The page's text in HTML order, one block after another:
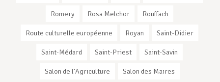
Romery Rosa Melchor Rouffach
Route culturelle européenne Royan Saint-Didier
Saint-Médard Saint-Priest Saint-Savin
Salon de l'Agriculture Salon des Maires